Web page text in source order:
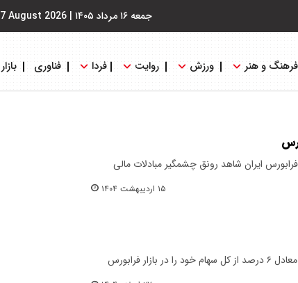
جمعه ۱۶ مرداد ۱۴۰۵ |
7 August 2026
فرهنگ و هنر ورزش روایت فردا فناوری بازار
بازارهای فرابورس ایران شاهد رونق چشمگیر مبادلات مالی
۱۵ اردیبهشت ۱۴۰۴
شرکت معدن کاران نسوز با نماد کانسار ۸۴ میلیون سهم معادل ۶ درصد از کل سهام خود را در بازار فرابورس